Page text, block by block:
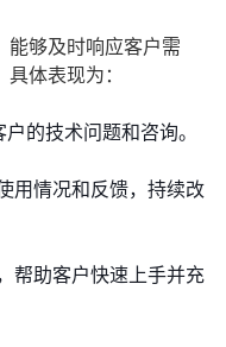
能够及时响应客户需
体表现为：
的技术问题和咨询。
用情况和反馈，持续改
帮助客户快速上手并充